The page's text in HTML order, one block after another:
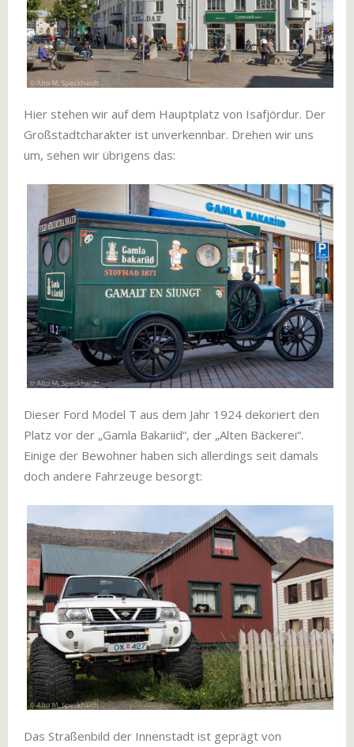
Hier stehen wir auf dem Hauptplatz von Isafjördur. Der
Großstadtcharakter ist unverkennbar. Drehen wir uns
um, sehen wir übrigens das:
Dieser Ford Model T aus dem Jahr 1924 dekoriert den
Platz vor der „Gamla Bakariid“, der „Alten Bäckerei“.
Einige der Bewohner haben sich allerdings seit damals
doch andere Fahrzeuge besorgt:
Das Straßenbild der Innenstadt ist geprägt von